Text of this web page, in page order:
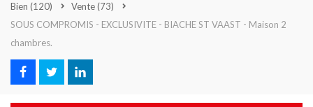
Bien (120) Vente(73)
SOUS COMPROMIS - EXCLUSIVITE - BIACHE ST VAAST - Maison 2
chambres.